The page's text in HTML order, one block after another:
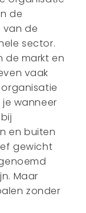
de
van de
sector.
de markt en
vaak
wanneer
en buiten
gewicht
Maar
zonder